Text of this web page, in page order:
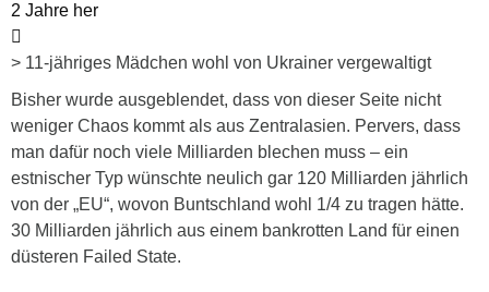
2 Jahre her
> 11-jähriges Mädchen wohl von Ukrainer vergewaltigt
Bisher wurde ausgeblendet, dass von dieser Seite nicht
weniger Chaos kommt als aus Zentralasien. Pervers, dass
man dafür noch viele Milliarden blechen muss – ein
estnischer Typ wünschte neulich gar 120 Milliarden jährlich
von der „EU“, wovon Buntschland wohl 1/4 zu tragen hätte.
30 Milliarden jährlich aus einem bankrotten Land für einen
düsteren Failed State.